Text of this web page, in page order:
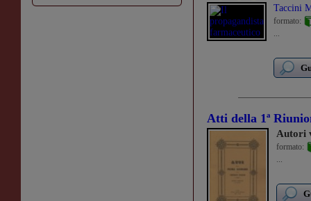
Taccini
formato:
...
Atti della 1ª
Autori
formato:
...